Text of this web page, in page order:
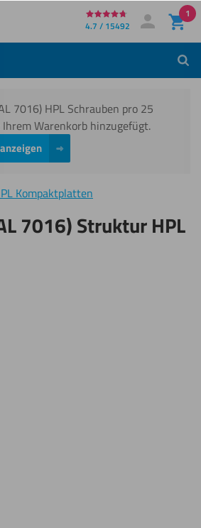
4.7 / 15492 Mein Konto
Anmelden
1
7016) HPL Schrauben pro 25
Warenkorb hinzugefügt.
Kompaktplatten
7016) Struktur HPL